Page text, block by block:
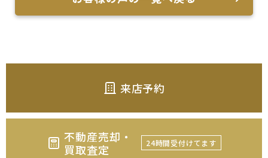
来店予約
不動産売却・
買取査定
24時間受付けてます